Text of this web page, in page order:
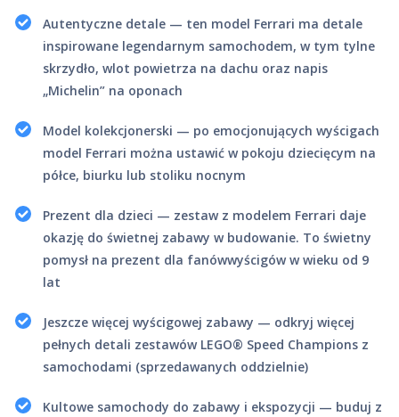
Autentyczne detale — ten model Ferrari ma detale
inspirowane legendarnym samochodem, w tym tylne
skrzydło, wlot powietrza na dachu oraz napis
„Michelin” na oponach
Model kolekcjonerski — po emocjonujących wyścigach
model Ferrari można ustawić w pokoju dziecięcym na
półce, biurku lub stoliku nocnym
Prezent dla dzieci — zestaw z modelem Ferrari daje
okazję do świetnej zabawy w budowanie. To świetny
pomysł na prezent dla fanówwyścigów w wieku od 9
lat
Jeszcze więcej wyścigowej zabawy — odkryj więcej
pełnych detali zestawów LEGO® Speed Champions z
samochodami (sprzedawanych oddzielnie)
Kultowe samochody do zabawy i ekspozycji — buduj z